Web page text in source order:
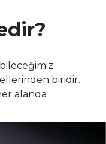
biridir.
alanda